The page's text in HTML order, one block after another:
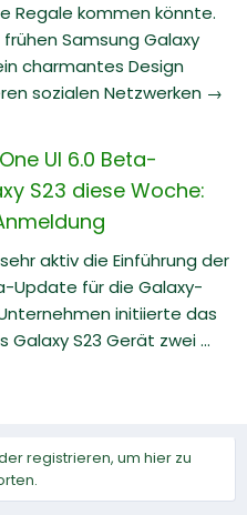
Regale kommen könnte.
Samsung Galaxy
charmantes Design
sozialen Netzwerken →
UI 6.0 Beta-
S23 diese Woche:
aktiv die Einführung der
Update für die Galaxy-
initiierte das
S23 Gerät zwei ...
registrieren, um hier zu